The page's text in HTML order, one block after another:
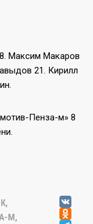
Максим Макаров
21. Кирилл
Пенза-м» 8
,
М,